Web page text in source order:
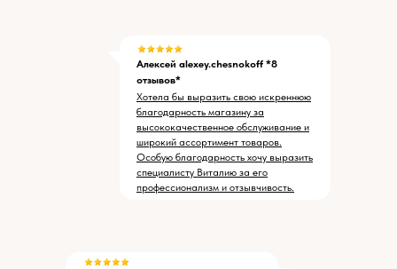
Алексей alexey.chesnokoff *8
отзывов*
Хотела бы выразить свою искреннюю
благодарность магазину за
высококачественное обслуживание и
широкий ассортимент товаров.
Особую благодарность хочу выразить
специалисту Виталию за его
профессионализм и отзывчивость.